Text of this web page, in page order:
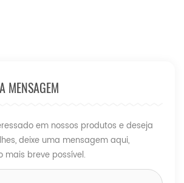
MENSAGEM
em nossos produtos e deseja
deixe uma mensagem aqui,
mais breve possível.